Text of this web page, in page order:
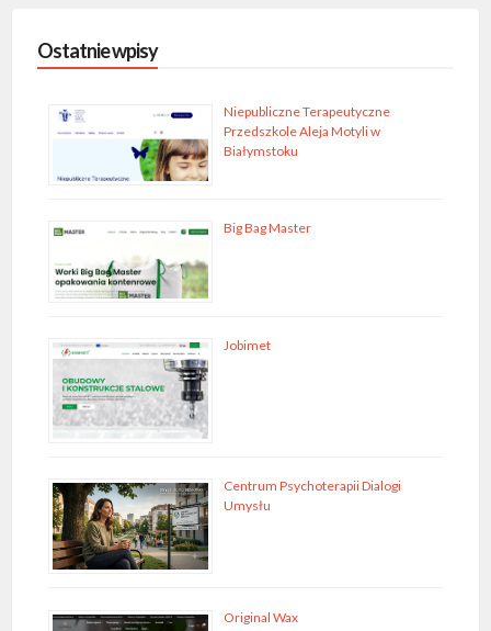
Ostatnie wpisy
Niepubliczne Terapeutyczne
Przedszkole Aleja Motyli w
Białymstoku
Big Bag Master
Jobimet
Centrum Psychoterapii Dialogi
Umysłu
Original Wax